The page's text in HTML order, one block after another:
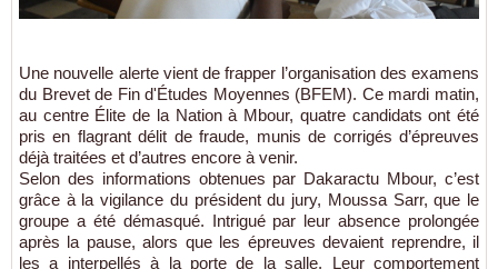
Une nouvelle alerte vient de frapper l’organisation des examens
du Brevet de Fin d'Études Moyennes (BFEM). Ce mardi matin,
au centre Élite de la Nation à Mbour, quatre candidats ont été
pris en flagrant délit de fraude, munis de corrigés d’épreuves
déjà traitées et d’autres encore à venir.
Selon des informations obtenues par Dakaractu Mbour, c’est
grâce à la vigilance du président du jury, Moussa Sarr, que le
groupe a été démasqué. Intrigué par leur absence prolongée
après la pause, alors que les épreuves devaient reprendre, il
les a interpellés à la porte de la salle. Leur comportement